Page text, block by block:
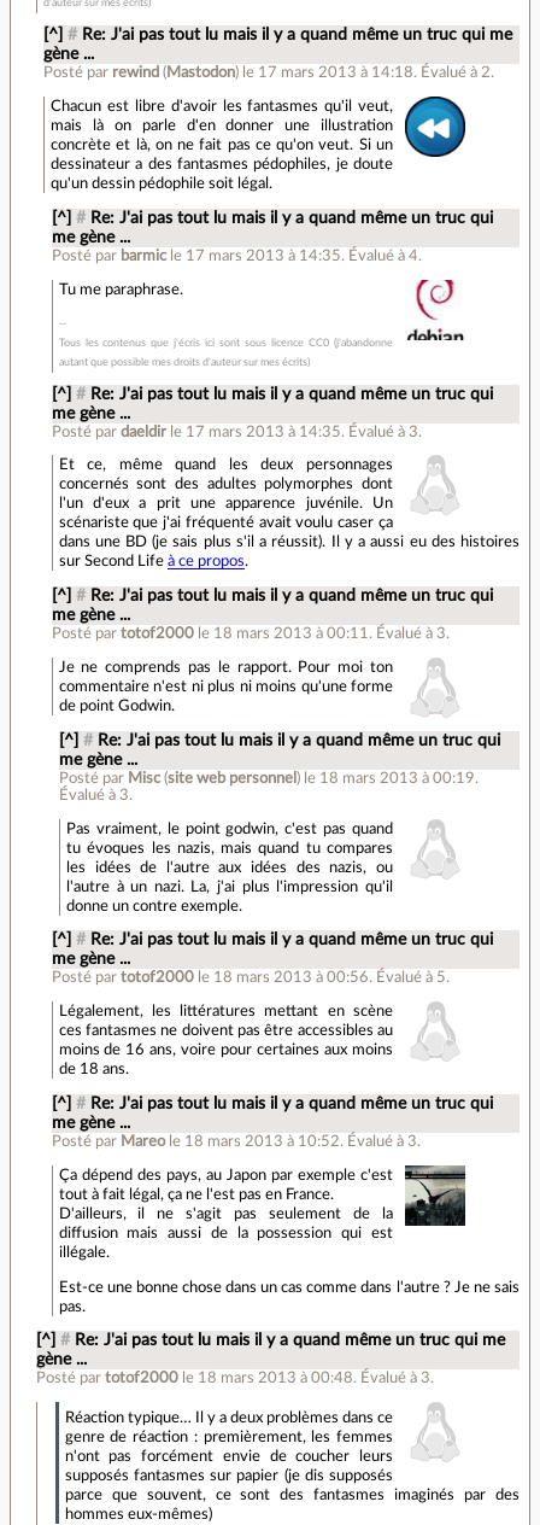
d'auteur sur mes écrits)
[^] # Re: J'ai pas tout lu mais il y a quand même un truc qui me
gène ...
Posté par rewind ( Mastodon) le 17 mars 2013 à 14:18. Évalué à2.
Chacun est libre d'avoir les fantasmes qu'il veut,
mais là on parle d'en donner une illustration
concrète et là, on ne fait pas ce qu'on veut. Si un
dessinateur a des fantasmes pédophiles, je doute
qu'un dessin pédophile soit légal.
[^] # Re: J'ai pas tout lu mais il y a quand même un truc qui
me gène ...
Posté par barmic le 17 mars 2013 à 14:35. Évalué à 4.
Tu me paraphrase.
Tous les contenus que j'écris ici sont sous licence CC0 (j'abandonne
autant que possible mes droits d'auteur sur mes écrits)
[^] # Re: J'ai pas tout lu mais il y a quand même un truc qui
me gène ...
Posté par daeldir le 17 mars 2013 à 14:35. Évalué à 3.
Et ce, même quand les deux personnages
concernés sont des adultes polymorphes dont
l'un d'eux a prit une apparence juvénile. Un
scénariste que j'ai fréquenté avait voulu caser ça
dans une BD (je sais plus s'il a réussit). Il y a aussi eu des histoires
sur Second Life à ce propos.
[^] # Re: J'ai pas tout lu mais il y a quand même un truc qui
me gène ...
Posté par totof2000 le 18 mars 2013 à 00:11 . Évalué à 3.
Je ne comprends pas le rapport. Pour moi ton
commentaire n'est ni plus ni moins qu'une forme
de point Godwin.
[^] # Re: J'ai pas tout lu mais il y a quand même un truc qui
me gène ...
Posté par Misc(site web personnel ) le 18 mars 2013 à 00:19.
Évalué à 3.
Pas vraiment, le point godwin, c'est pas quand
tu évoques les nazis, mais quand tu compares
les idées de l'autre aux idées des nazis, ou
l'autre à un nazi. La, j'ai plus l'impression qu'il
donne un contre exemple.
[^] # Re: J'ai pas tout lu mais il y a quand même un truc qui
me gène ...
Posté par totof2000 le 18 mars 2013 à 00:56. Évalué à 5.
Légalement, les littératures mettant en scène
ces fantasmes ne doivent pas être accessibles au
moins de 16 ans, voire pour certaines aux moins
de 18 ans.
[^] # Re: J'ai pas tout lu mais il y a quand même un truc qui
me gène ...
Posté par Mareo le 18 mars 2013 à 10:52. Évalué à 3.
Ça dépend des pays, au Japon par exemple c'est
tout à fait légal, ça ne l'est pas en France.
D'ailleurs, il ne s'agit pas seulement de la
diffusion mais aussi de la possession qui est
illégale.
Est-ce une bonne chose dans un cas comme dans l'autre ? Je ne sais
pas.
[^] # Re: J'ai pas tout lu mais il y a quand même un truc qui me
gène ...
Posté par totof2000 le 18 mars 2013 à 00:48. Évalué à 3.
Réaction typique… Il y a deux problèmes dans ce
genre de réaction : premièrement, les femmes
n'ont pas forcément envie de coucher leurs
supposés fantasmes sur papier (je dis supposés
parce que souvent, ce sont des fantasmes imaginés par des
hommes eux-mêmes)